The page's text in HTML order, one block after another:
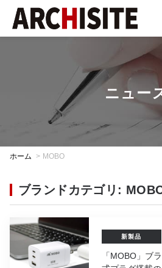
ニュー
ホーム > MOBO
ブランドカテゴリ:
新製品
「MOBO」ブ